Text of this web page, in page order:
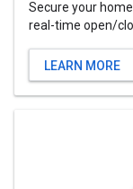
Secure your
real-time open/
LEARN MORE